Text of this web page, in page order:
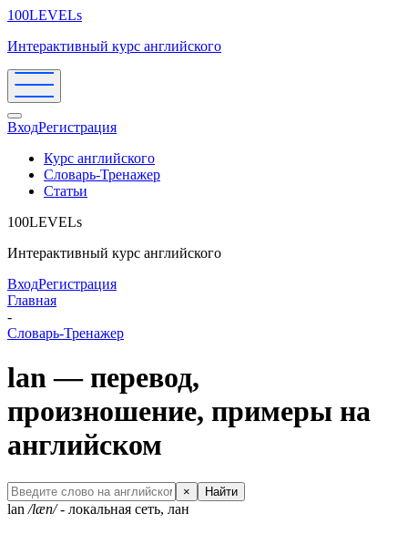
100LEVELs
Интерактивный курс английского
ВходРегистрация
Курс английского
Словарь-Тренажер
Статьи
100LEVELs
Интерактивный курс английского
ВходРегистрация
Главная
-
Словарь-Тренажер
lan — перевод,
произношение, примеры на
английском
× Найти
lan /læn/- локальная сеть, лан